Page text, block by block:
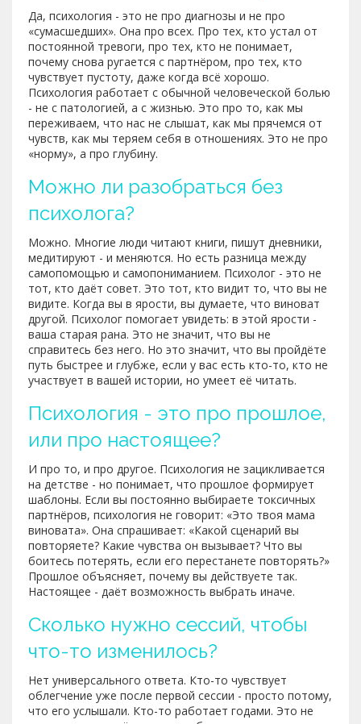
Да, психология - это не про диагнозы и не про
«сумасшедших». Она про всех. Про тех, кто устал от
постоянной тревоги, про тех, кто не понимает,
почему снова ругается с партнёром, про тех, кто
чувствует пустоту, даже когда всё хорошо.
Психология работает с обычной человеческой болью
- не с патологией, а с жизнью. Это про то, как мы
переживаем, что нас не слышат, как мы прячемся от
чувств, как мы теряем себя в отношениях. Это не про
«норму», а про глубину.
Можно ли разобраться без
психолога?
Можно. Многие люди читают книги, пишут дневники,
медитируют - и меняются. Но есть разница между
самопомощью и самопониманием. Психолог - это не
тот, кто даёт совет. Это тот, кто видит то, что вы не
видите. Когда вы в ярости, вы думаете, что виноват
другой. Психолог помогает увидеть: в этой ярости -
ваша старая рана. Это не значит, что вы не
справитесь без него. Но это значит, что вы пройдёте
путь быстрее и глубже, если у вас есть кто-то, кто не
участвует в вашей истории, но умеет её читать.
Психология - это про прошлое,
или про настоящее?
И про то, и про другое. Психология не зацикливается
на детстве - но понимает, что прошлое формирует
шаблоны. Если вы постоянно выбираете токсичных
партнёров, психология не говорит: «Это твоя мама
виновата». Она спрашивает: «Какой сценарий вы
повторяете? Какие чувства он вызывает? Что вы
боитесь потерять, если его перестанете повторять?»
Прошлое объясняет, почему вы действуете так.
Настоящее - даёт возможность выбрать иначе.
Сколько нужно сессий, чтобы
что-то изменилось?
Нет универсального ответа. Кто-то чувствует
облегчение уже после первой сессии - просто потому,
что его услышали. Кто-то работает годами. Это не